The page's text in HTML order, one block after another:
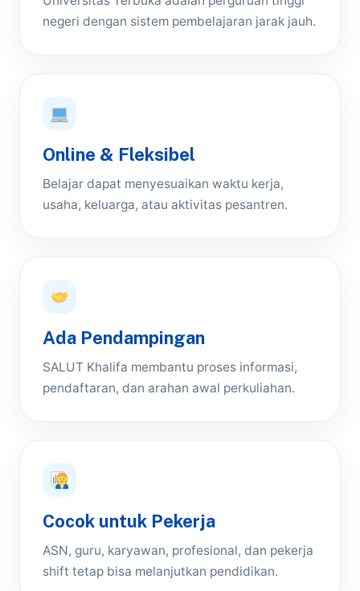
negeri dengan sistem pembelajaran jarak jauh.
Online & Fleksibel
Belajar dapat menyesuaikan waktu kerja,
usaha, keluarga, atau aktivitas pesantren.
Ada Pendampingan
SALUT Khalifa membantu proses informasi,
pendaftaran, dan arahan awal perkuliahan.
Cocok untuk Pekerja
ASN, guru, karyawan, profesional, dan pekerja
shift tetap bisa melanjutkan pendidikan.